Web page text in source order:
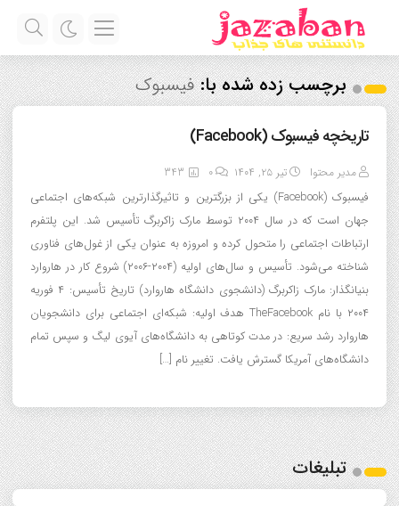
برچسب زده شده با:فیسبوک
تاریخچه فیسبوک (Facebook)
مدیر محتوا تیر ۲۵, ۱۴۰۴ 0
343
فیسبوک (Facebook) یکی از بزرگترین و تاثیرگذارترین شبکه‌های اجتماعی
جهان است که در سال ۲۰۰۴ توسط مارک زاکربرگ تأسیس شد. این پلتفرم
ارتباطات اجتماعی را متحول کرده و امروزه به عنوان یکی از غول‌های فناوری
شناخته می‌شود. تأسیس و سال‌های اولیه (۲۰۰۴-۲۰۰۶) شروع کار در هاروارد
بنیانگذار: مارک زاکربرگ (دانشجوی دانشگاه هاروارد) تاریخ تأسیس: ۴ فوریه
۲۰۰۴ با نام TheFacebook هدف اولیه: شبکه‌ای اجتماعی برای دانشجویان
هاروارد رشد سریع: در مدت کوتاهی به دانشگاه‌های آیوی لیگ و سپس تمام
دانشگاه‌های آمریکا گسترش یافت. تغییر نام […]
تبلیغات